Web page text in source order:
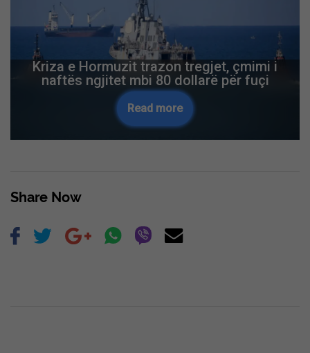
Kriza e Hormuzit trazon tregjet, çmimi i
naftës ngjitet mbi 80 dollarë për fuçi
Read more
Share Now